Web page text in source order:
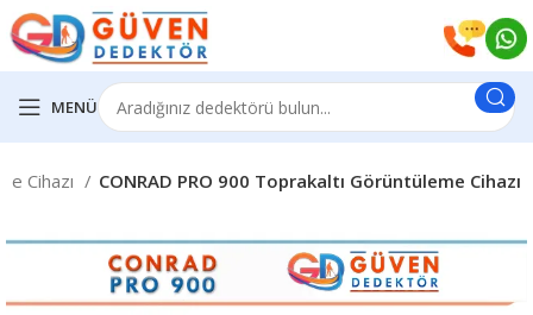
MENÜ
Cihazı CONRAD PRO 900 Toprakaltı Görüntüleme Cihazı